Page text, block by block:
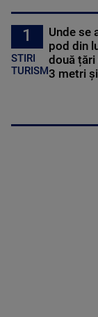
1
STIRI
TURISM
Unde se
pod din
două țări
3 metri